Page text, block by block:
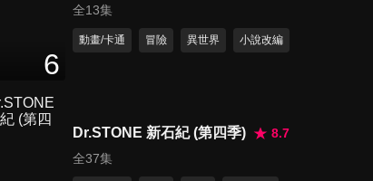
6
全13集
動畫/卡通 冒險 異世界 小說改編
Dr.STONE 新石紀 (第四季)
8.7
全37集